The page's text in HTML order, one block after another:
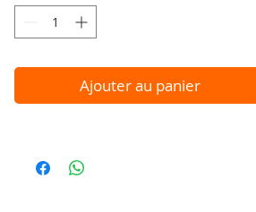
Poids : 8g
Matière : buis
Ajouter au panier